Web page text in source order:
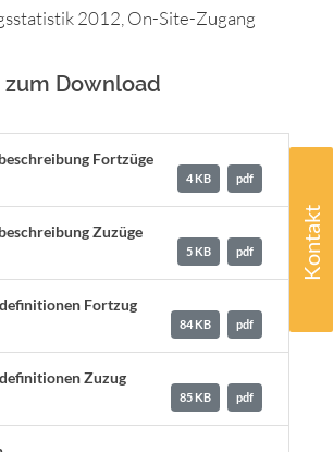
Kontakt
2012, On-Site-Zugang
Download
Fortzüge
4 KB pdf
Zuzüge
5 KB pdf
Fortzug
84 KB pdf
Zuzug
85 KB pdf